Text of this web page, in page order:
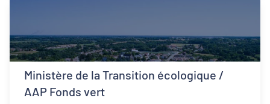
Ministère de la Transition écologique /
AAP Fonds vert